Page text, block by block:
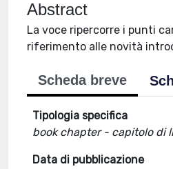
Abstract
La voce ripercorre i punti
riferimento alle novità
Scheda breve
Tipologia specifica
book chapter - capitolo di
Data di pubblicazione